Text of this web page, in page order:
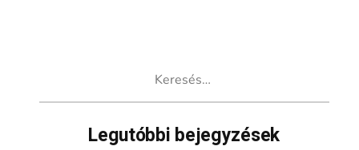
Legutóbbi bejegyzések